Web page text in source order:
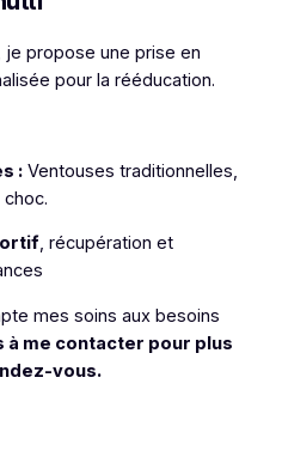
je propose une prise en
pour la rééducation.
:Ventouses traditionnelles,
, récupération et
mes soins aux besoins
à me contacter pour plus
vous.